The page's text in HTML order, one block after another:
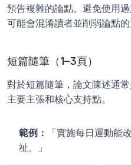
預告複雜的論點。避免使用
可能會混淆讀者並削弱論點的
短篇隨筆（1–3頁）
對於短篇隨筆，論文陳述通
主要主張和核心支持點。
範例：
「實施每日運動能
祉。」